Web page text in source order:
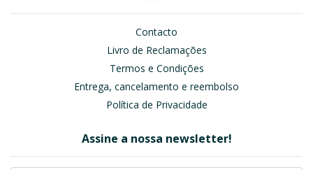
Contacto
Livro de Reclamações
Termos e Condições
Entrega, cancelamento e reembolso
Política de Privacidade
Assine a nossa newsletter!